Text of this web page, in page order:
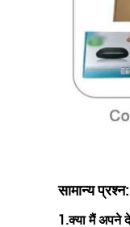
सामान्य प्रश्न:
1.क्या मैं अपने